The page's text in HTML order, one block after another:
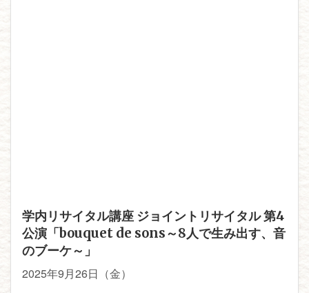
学内リサイタル講座 ジョイントリサイタル 第4
公演「bouquet de sons～8人で生み出す、音
のブーケ～」
2025年9月26日（金）